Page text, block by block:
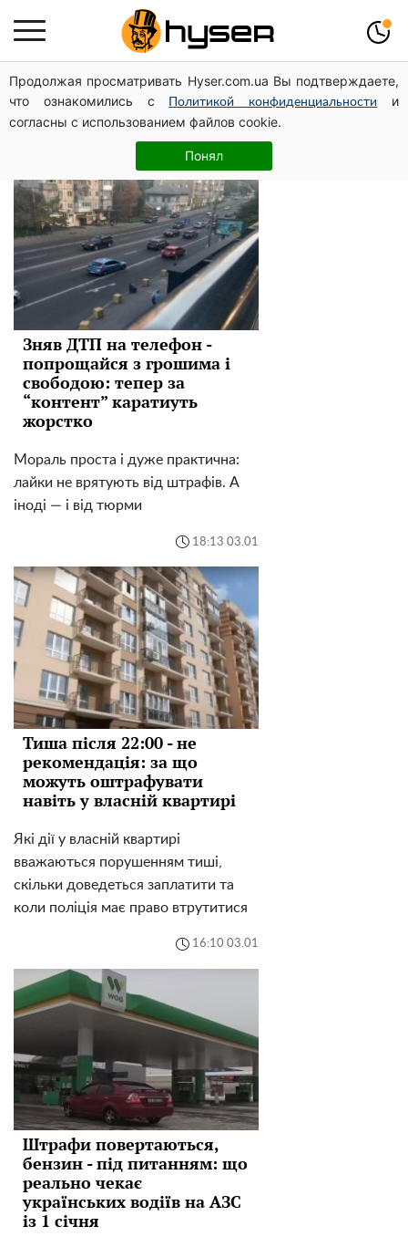
Продолжая просматривать Hyser.com.ua Вы подтверждаете,
что ознакомились с
Политикой конфиденциальности
и
согласны с использованием файлов cookie.
Понял
штрафы
Зняв ДТП на телефон -
попрощайся з грошима і
свободою: тепер за
“контент” каратиуть
жорстко
Мораль проста і дуже практична:
лайки не врятують від штрафів. А
іноді — і від тюрми
18:13 03.01
Тиша після 22:00 - не
рекомендація: за що
можуть оштрафувати
навіть у власній квартирі
Які дії у власній квартирі
вважаються порушенням тиші,
скільки доведеться заплатити та
коли поліція має право втрутитися
16:10 03.01
Штрафи повертаються,
бензин - під питанням: що
реально чекає
українських водіїв на АЗС
із 1 січня